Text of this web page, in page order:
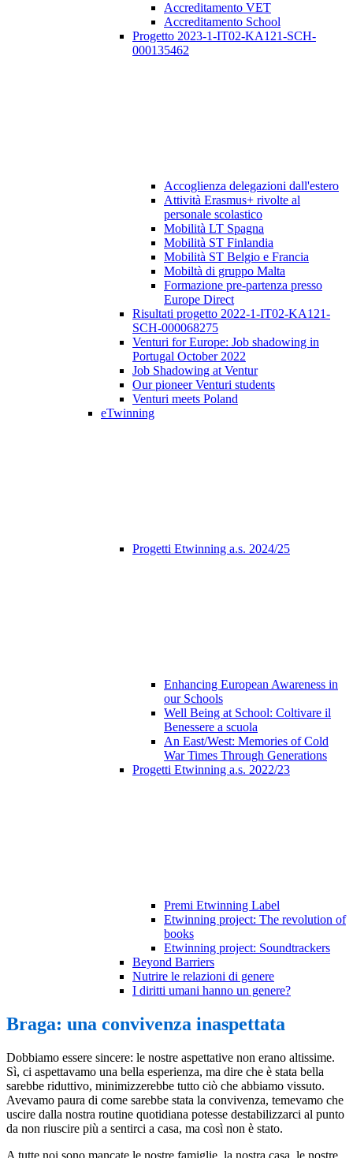
Accreditamento VET
Accreditamento School
Progetto 2023-1-IT02-KA121-SCH-
000135462
Accoglienza delegazioni dall'estero
Attività Erasmus+ rivolte al
personale scolastico
Mobilità LT Spagna
Mobilità ST Finlandia
Mobilità ST Belgio e Francia
Mobiltà di gruppo Malta
Formazione pre-partenza presso
Europe Direct
Risultati progetto 2022-1-IT02-KA121-
SCH-000068275
Venturi for Europe: Job shadowing in
Portugal October 2022
Job Shadowing at Ventur
Our pioneer Venturi students
Venturi meets Poland
eTwinning
Progetti Etwinning a.s. 2024/25
Enhancing European Awareness in
our Schools
Well Being at School: Coltivare il
Benessere a scuola
An East/West: Memories of Cold
War Times Through Generations
Progetti Etwinning a.s. 2022/23
Premi Etwinning Label
Etwinning project: The revolution of
books
Etwinning project: Soundtrackers
Beyond Barriers
Nutrire le relazioni di genere
I diritti umani hanno un genere?
Braga: una convivenza inaspettata
Dobbiamo essere sincere: le nostre aspettative non erano altissime.
Sì, ci aspettavamo una bella esperienza, ma dire che è stata bella
sarebbe riduttivo, minimizzerebbe tutto ciò che abbiamo vissuto.
Avevamo paura di come sarebbe stata la convivenza, temevamo che
uscire dalla nostra routine quotidiana potesse destabilizzarci al punto
da non riuscire più a sentirci a casa, ma così non è stato.